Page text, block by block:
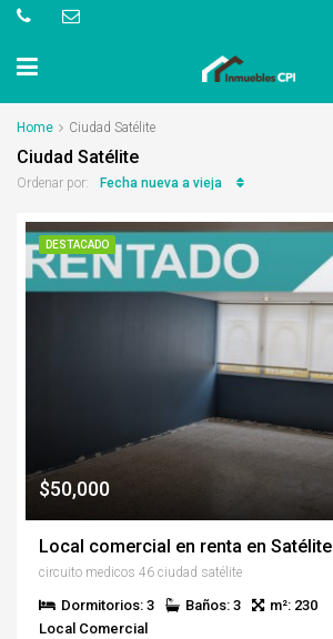
Home Ciudad Satélite
Ciudad Satélite
Ordenar por: Fecha nueva a vieja
DESTACADO
$50,000
Local comercial en renta en Satélite
circuito medicos 46 ciudad satélite
Dormitorios: 3 Baños: 3
m²: 230
Local Comercial